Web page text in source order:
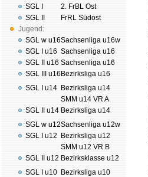
SGL I
SGL II
Jugend:
SGL w u16
SGL I u16
SGL II u16
SGL III u16
SGL I u14
SGL II u14
SGL w u12
SGL I u12
SGL II u12
SGL I u10
2. FrBL Ost
FrRL Südost
Sachsenliga u16w
Sachsenliga u16
Sachsenliga u16
Bezirksliga u16
Bezirksliga u14
SMM u14 VR A
Bezirksliga u14
Sachsenliga u12w
Bezirksliga u12
SMM u12 VR B
Bezirksklasse u12
Bezirksliga u10